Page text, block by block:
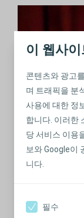
이 웹사
콘텐츠와 광고
며 트래픽을 분
사용에 대한 정
합니다. 이러한
당 서비스 이용
보와 Google이
니다.
필수
수술 전
웬디: "깨달
되었습니다.